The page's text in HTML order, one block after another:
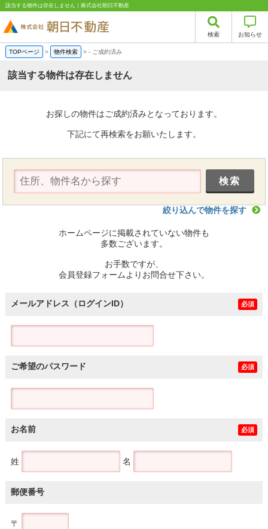
該当する物件は存在しません｜株式会社朝日不動産
検索 お知らせ
TOPページ > 物件検索 >- ご成約済み
該当する物件は存在しません
お探しの物件はご成約済みとなっております。
下記にて再検索をお願いたします。
絞り込んで物件を探す
ホームページに掲載されていない物件も
多数ございます。
お手数ですが、
会員登録フォームよりお問合せ下さい。
メールアドレス（ログインID） 必須
ご希望のパスワード 必須
お名前 必須
姓 名
郵便番号
〒